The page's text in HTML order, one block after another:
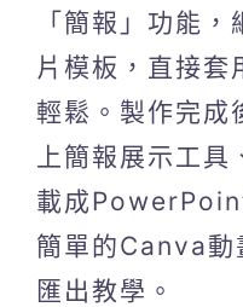
「簡報」功能
片模板，直接套
輕鬆。製作完成
上簡報展示工
載成
簡單的Canva動
匯出教學。